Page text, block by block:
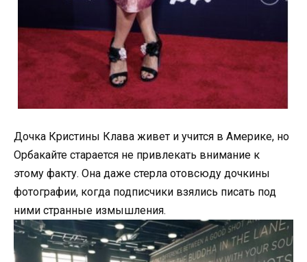
Дочка Кристины Клава живет и учится в Америке, но
Орбакайте старается не привлекать внимание к
этому факту. Она даже стерла отовсюду дочкины
фотографии, когда подписчики взялись писать под
ними странные измышления.